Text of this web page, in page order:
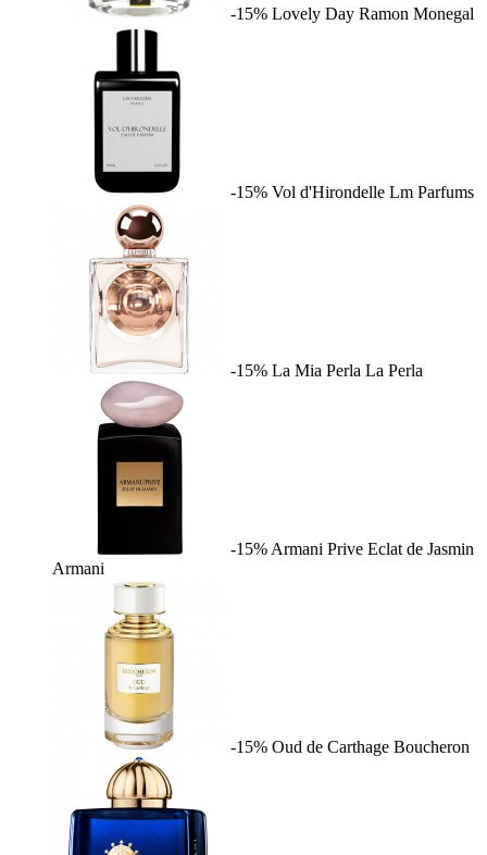
-15% Lovely Day Ramon Monegal
-15% Vol d'Hirondelle Lm Parfums
-15% La Mia Perla La Perla
-15% Armani Prive Eclat de Jasmin
Armani
-15% Oud de Carthage Boucheron